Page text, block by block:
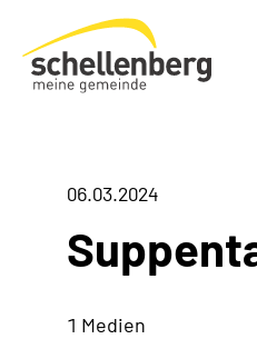
Gemeinde Schellenberg Startseite
06.03.2024
1 Medien